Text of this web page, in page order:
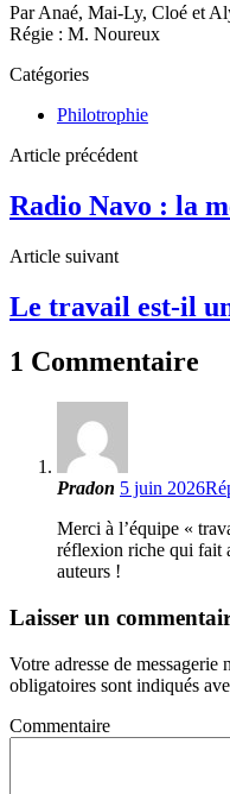
Par Anaé, Mai-Ly, Cloé et
Régie : M. Noureux
Catégories
Philotrophie
Article précédent
Radio Navo : la
Article suivant
Le travail est-il
1 Commentaire
Pradon 5 juin 2026
Merci à l’équipe «
réflexion riche qui fait
auteurs !
Laisser un
Votre adresse de messagerie
obligatoires sont indiqués
Commentaire